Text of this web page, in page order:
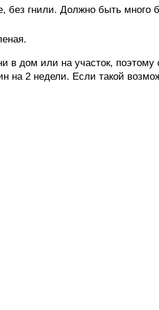
без гнили. Должно быть много
в дом или на участок, поэтому
на 2 недели. Если такой